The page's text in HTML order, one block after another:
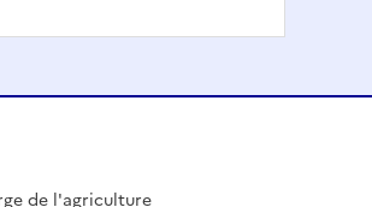
de l'agriculture